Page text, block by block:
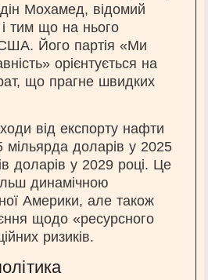
Мохамед, відомий
тим що на нього
США. Його партія «Ми
орієнтується на
що прагне швидких
від експорту нафти
мільярда доларів у 2025
доларів у 2029 році. Це
динамічною
Америки, але також
щодо «ресурсного
ризиків.